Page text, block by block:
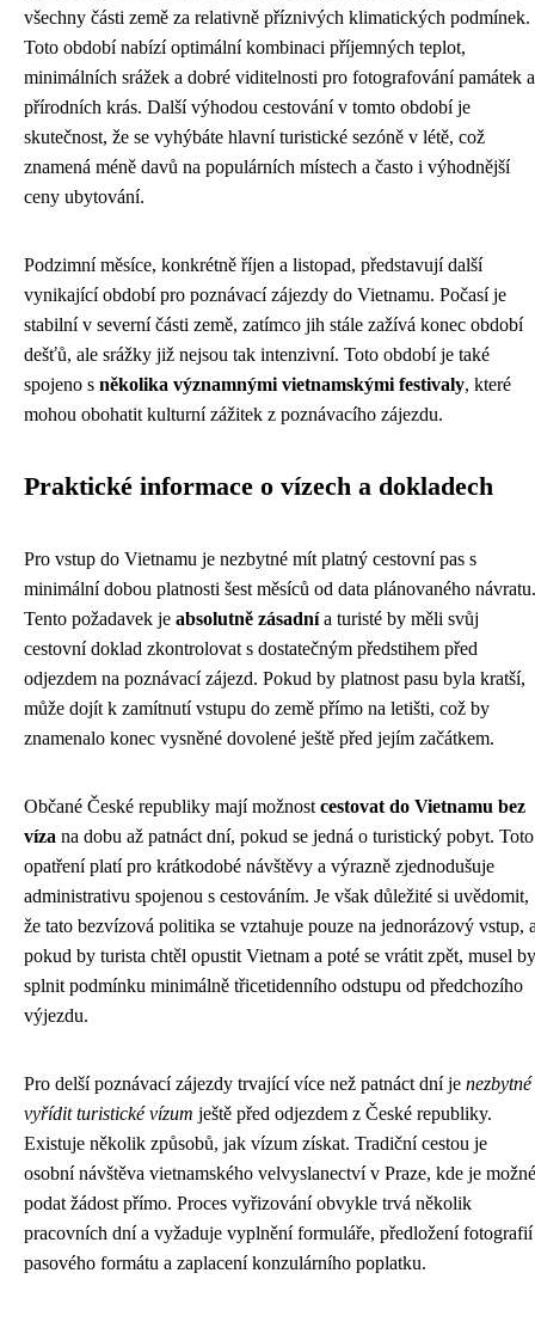
všechny části země za relativně příznivých klimatických podmínek.
Toto období nabízí optimální kombinaci příjemných teplot,
minimálních srážek a dobré viditelnosti pro fotografování památek a
přírodních krás. Další výhodou cestování v tomto období je
skutečnost, že se vyhýbáte hlavní turistické sezóně v létě, což
znamená méně davů na populárních místech a často i výhodnější
ceny ubytování.
Podzimní měsíce, konkrétně říjen a listopad, představují další
vynikající období pro poznávací zájezdy do Vietnamu. Počasí je
stabilní v severní části země, zatímco jih stále zažívá konec období
dešťů, ale srážky již nejsou tak intenzivní. Toto období je také
spojeno s několika významnými vietnamskými festivaly, které
mohou obohatit kulturní zážitek z poznávacího zájezdu.
Praktické informace o vízech a dokladech
Pro vstup do Vietnamu je nezbytné mít platný cestovní pas s
minimální dobou platnosti šest měsíců od data plánovaného návratu.
Tento požadavek je absolutně zásadnía turisté by měli svůj
cestovní doklad zkontrolovat s dostatečným předstihem před
odjezdem na poznávací zájezd. Pokud by platnost pasu byla kratší,
může dojít k zamítnutí vstupu do země přímo na letišti, což by
znamenalo konec vysněné dovolené ještě před jejím začátkem.
Občané České republiky mají možnost cestovat do Vietnamu bez
víza na dobu až patnáct dní, pokud se jedná o turistický pobyt. Toto
opatření platí pro krátkodobé návštěvy a výrazně zjednodušuje
administrativu spojenou s cestováním. Je však důležité si uvědomit,
že tato bezvízová politika se vztahuje pouze na jednorázový vstup,
pokud by turista chtěl opustit Vietnam a poté se vrátit zpět, musel by
splnit podmínku minimálně třicetidenního odstupu od předchozího
výjezdu.
Pro delší poznávací zájezdy trvající více než patnáct dní je nezbytné
vyřídit turistické vízum ještě před odjezdem z České republiky.
Existuje několik způsobů, jak vízum získat. Tradiční cestou je
osobní návštěva vietnamského velvyslanectví v Praze, kde je možné
podat žádost přímo. Proces vyřizování obvykle trvá několik
pracovních dní a vyžaduje vyplnění formuláře, předložení fotografií
pasového formátu a zaplacení konzulárního poplatku.